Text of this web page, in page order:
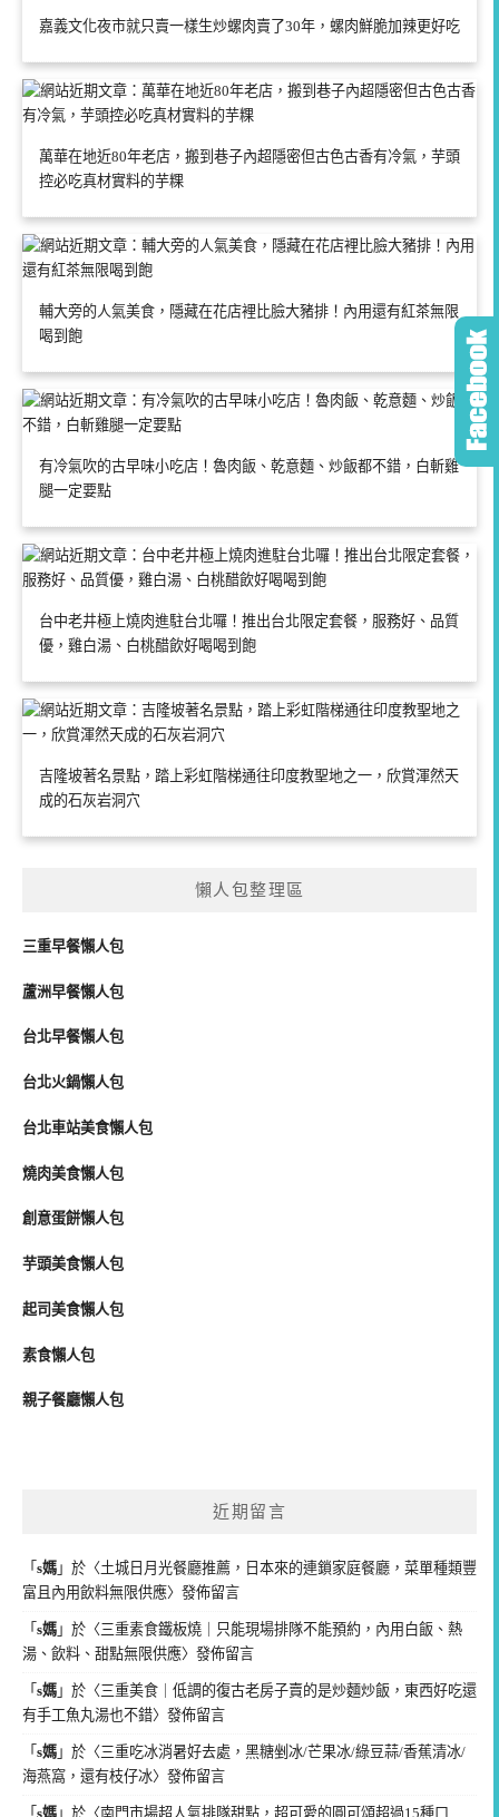
嘉義文化夜市就只賣一樣生炒螺肉賣了30年，螺肉鮮脆加辣更好吃
萬華在地近80年老店，搬到巷子內超隱密但古色古香有冷氣，芋頭
控必吃真材實料的芋粿
輔大旁的人氣美食，隱藏在花店裡比臉大豬排！內用還有紅茶無限
喝到飽
有冷氣吹的古早味小吃店！魯肉飯、乾意麵、炒飯都不錯，白斬雞
腿一定要點
台中老井極上燒肉進駐台北囉！推出台北限定套餐，服務好、品質
優，雞白湯、白桃醋飲好喝喝到飽
吉隆坡著名景點，踏上彩虹階梯通往印度教聖地之一，欣賞渾然天
成的石灰岩洞穴
懶人包整理區
三重早餐懶人包
蘆洲早餐懶人包
台北早餐懶人包
台北火鍋懶人包
台北車站美食懶人包
燒肉美食懶人包
創意蛋餅懶人包
芋頭美食懶人包
起司美食懶人包
素食懶人包
親子餐廳懶人包
近期留言
「 s媽 」於〈土城日月光餐廳推薦，日本來的連鎖家庭餐廳，菜單種類豐
富且內用飲料無限供應〉發佈留言
「 s媽 」於〈三重素食鐵板燒｜只能現場排隊不能預約，內用白飯、熱
湯、飲料、甜點無限供應〉發佈留言
「 s媽 」於〈三重美食｜低調的復古老房子賣的是炒麵炒飯，東西好吃還
有手工魚丸湯也不錯〉發佈留言
「 s媽 」於〈三重吃冰消暑好去處，黑糖剉冰/芒果冰/綠豆蒜/香蕉清冰/
海燕窩，還有枝仔冰〉發佈留言
「 s媽 」於〈南門市場超人氣排隊甜點，超可愛的圓可頌超過15種口